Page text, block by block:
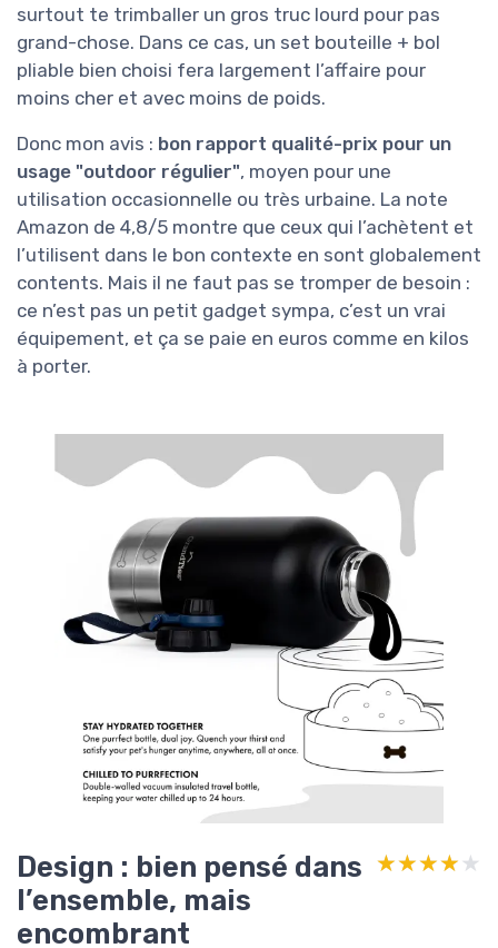
surtout te trimballer un gros truc lourd pour pas
grand-chose. Dans ce cas, un set bouteille + bol
pliable bien choisi fera largement l’affaire pour
moins cher et avec moins de poids.
Donc mon avis : bon rapport qualité-prix pour un
usage "outdoor régulier", moyen pour une
utilisation occasionnelle ou très urbaine. La note
Amazon de 4,8/5 montre que ceux qui l’achètent et
l’utilisent dans le bon contexte en sont globalement
contents. Mais il ne faut pas se tromper de besoin :
ce n’est pas un petit gadget sympa, c’est un vrai
équipement, et ça se paie en euros comme en kilos
à porter.
Design : bien pensé dans
l’ensemble, mais
encombrant
★★★★★
★★★★★